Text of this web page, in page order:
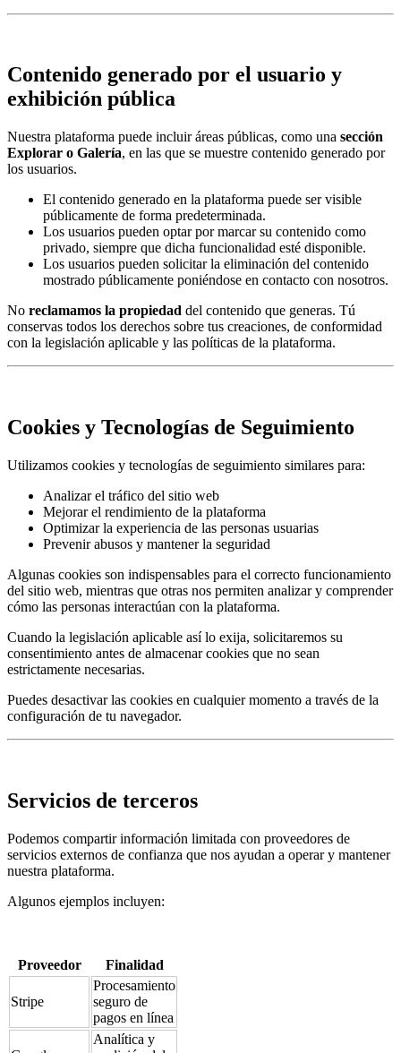
Contenido generado por el usuario y
exhibición pública
Nuestra plataforma puede incluir áreas públicas, como una sección
Explorar o Galería, en las que se muestre contenido generado por
los usuarios.
El contenido generado en la plataforma puede ser visible
públicamente de forma predeterminada.
Los usuarios pueden optar por marcar su contenido como
privado, siempre que dicha funcionalidad esté disponible.
Los usuarios pueden solicitar la eliminación del contenido
mostrado públicamente poniéndose en contacto con nosotros.
No reclamamos la propiedad del contenido que generas. Tú
conservas todos los derechos sobre tus creaciones, de conformidad
con la legislación aplicable y las políticas de la plataforma.
Cookies y Tecnologías de Seguimiento
Utilizamos cookies y tecnologías de seguimiento similares para:
Analizar el tráfico del sitio web
Mejorar el rendimiento de la plataforma
Optimizar la experiencia de las personas usuarias
Prevenir abusos y mantener la seguridad
Algunas cookies son indispensables para el correcto funcionamiento
del sitio web, mientras que otras nos permiten analizar y comprender
cómo las personas interactúan con la plataforma.
Cuando la legislación aplicable así lo exija, solicitaremos su
consentimiento antes de almacenar cookies que no sean
estrictamente necesarias.
Puedes desactivar las cookies en cualquier momento a través de la
configuración de tu navegador.
Servicios de terceros
Podemos compartir información limitada con proveedores de
servicios externos de confianza que nos ayudan a operar y mantener
nuestra plataforma.
Algunos ejemplos incluyen:
Proveedor Finalidad
Stripe
Procesamiento
seguro de
pagos en línea
Analítica y